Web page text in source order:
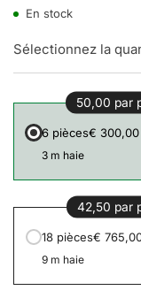
En stock
Sélectionnez la
50,00 par
6 pièces€ 300,00
3 m haie
42,50 par
18 pièces€
9 m haie